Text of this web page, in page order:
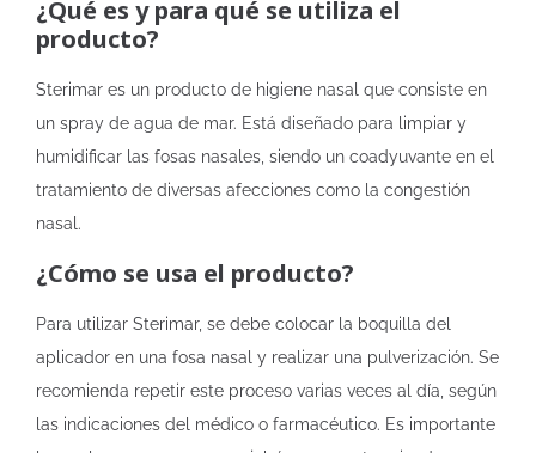
¿Qué es y para qué se utiliza el
producto?
Sterimar es un producto de higiene nasal que consiste en
un spray de agua de mar. Está diseñado para limpiar y
humidificar las fosas nasales, siendo un coadyuvante en el
tratamiento de diversas afecciones como la congestión
nasal.
¿Cómo se usa el producto?
Para utilizar Sterimar, se debe colocar la boquilla del
aplicador en una fosa nasal y realizar una pulverización. Se
recomienda repetir este proceso varias veces al día, según
las indicaciones del médico o farmacéutico. Es importante